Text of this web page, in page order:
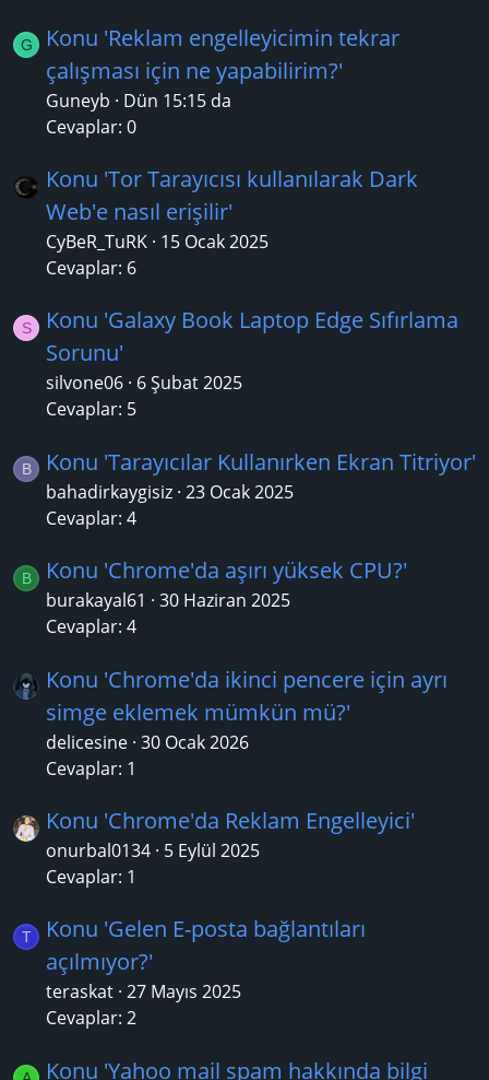
G
Konu 'Reklam engelleyicimin tekrar
çalışması için ne yapabilirim?'
Guneyb
Dün 15:15 da
Cevaplar: 0
Konu 'Tor Tarayıcısı kullanılarak Dark
Web'e nasıl erişilir'
CyBeR_TuRK 15 Ocak 2025
Cevaplar: 6
S
Konu 'Galaxy Book Laptop Edge Sıfırlama
Sorunu'
silvone06 6 Şubat 2025
Cevaplar: 5
B Konu 'Tarayıcılar Kullanırken Ekran Titriyor'
bahadirkaygisiz 23 Ocak 2025
Cevaplar: 4
B Konu 'Chrome'da aşırı yüksek CPU?'
burakayal61
30 Haziran 2025
Cevaplar: 4
Konu 'Chrome'da ikinci pencere için ayrı
simge eklemek mümkün mü?'
delicesine 30 Ocak 2026
Cevaplar: 1
Konu 'Chrome'da Reklam Engelleyici'
onurbal0134 5 Eylül 2025
Cevaplar: 1
T
Konu 'Gelen E-posta bağlantıları
açılmıyor?'
teraskat 27 Mayıs 2025
Cevaplar: 2
Konu 'Yahoo mail spam hakkında bilgi